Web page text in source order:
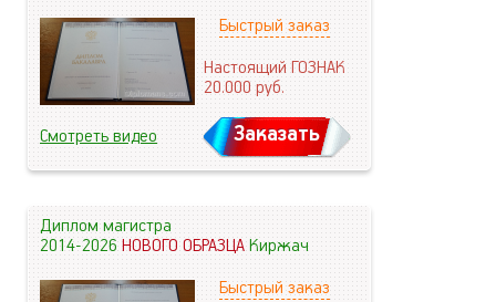
Быстрый заказ
Настоящий ГОЗНАК
20.000руб.
Смотреть видео Заказать
Диплом магистра
2014-2026НОВОГО ОБРАЗЦАКиржач
Быстрый заказ